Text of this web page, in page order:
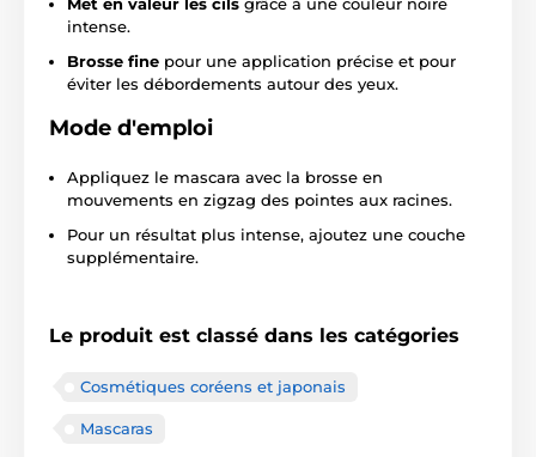
Met en valeur les cils grâce à une couleur noire
intense.
Brosse fine pour une application précise et pour
éviter les débordements autour des yeux.
Mode d'emploi
Appliquez le mascara avec la brosse en
mouvements en zigzag des pointes aux racines.
Pour un résultat plus intense, ajoutez une couche
supplémentaire.
Le produit est classé dans les catégories
Cosmétiques coréens et japonais
Mascaras